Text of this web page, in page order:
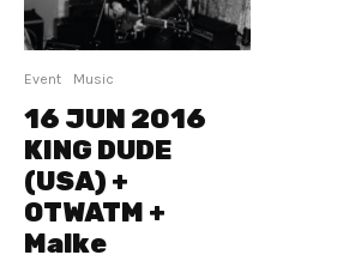
Event Music
16 JUN 2016
KING DUDE
(USA) +
OTWATM +
Malke